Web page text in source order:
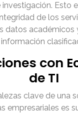
Esto
de los
datos académicos
información
con
de TI
clave de una
empresariales es